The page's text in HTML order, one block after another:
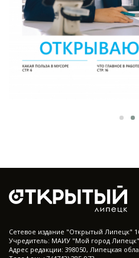
Cетевое издание "Открытый Липецк"
Учредитель: МАИУ "Мой город Липецк"
Адрес редакции: 398050, Липецкая